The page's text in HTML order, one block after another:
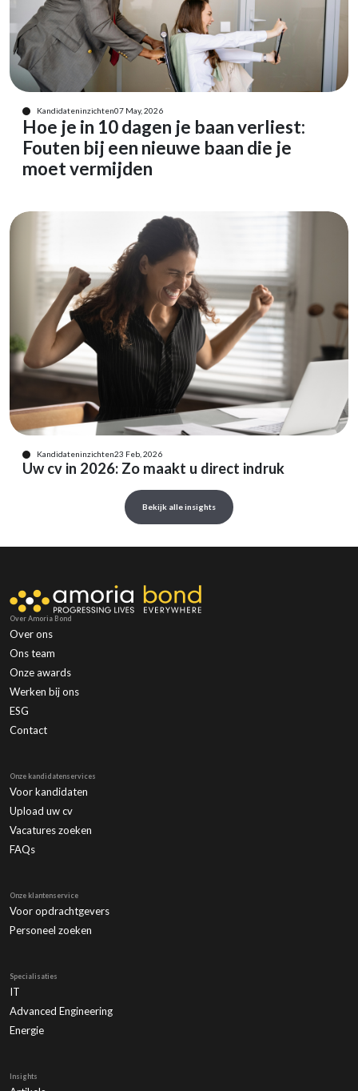
Kandidateninzichten07 May, 2026
Hoe je in 10 dagen je baan verliest:
Fouten bij een nieuwe baan die je
moet vermijden
Kandidateninzichten23 Feb, 2026
Uw cv in 2026: Zo maakt u direct indruk
Bekijk alle insights
Over Amoria Bond
Over ons
Ons team
Onze awards
Werken bij ons
ESG
Contact
Onze kandidatenservices
Voor kandidaten
Upload uw cv
Vacatures zoeken
FAQs
Onze klantenservice
Voor opdrachtgevers
Personeel zoeken
Specialisaties
IT
Advanced Engineering
Energie
Insights